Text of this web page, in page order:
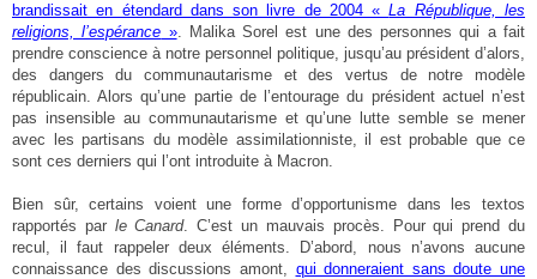
brandissait en étendard dans son livre de 2004 «La République, les
religions, l’espérance ». Malika Sorel est une des personnes qui a fait
prendre conscience à notre personnel politique, jusqu’au président d’alors,
des dangers du communautarisme et des vertus de notre modèle
républicain. Alors qu’une partie de l’entourage du président actuel n’est
pas insensible au communautarisme et qu’une lutte semble se mener
avec les partisans du modèle assimilationniste, il est probable que ce
sont ces derniers qui l’ont introduite à Macron.
Bien sûr, certains voient une forme d’opportunisme dans les textos
rapportés par le Canard. C’est un mauvais procès. Pour qui prend du
recul, il faut rappeler deux éléments. D’abord, nous n’avons aucune
connaissance des discussions amont, qui donneraient sans doute une